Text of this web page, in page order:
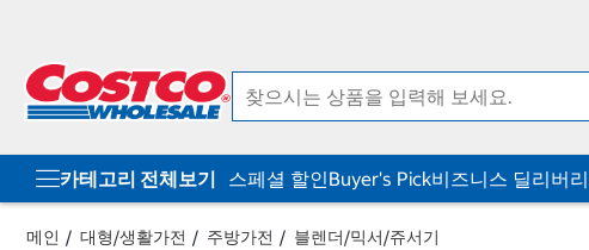
카테고리 전체보기 스페셜 할인Buyer's Pick비즈니스 딜리버리
메인 대형/생활가전 주방가전 블렌더/믹서/쥬서기